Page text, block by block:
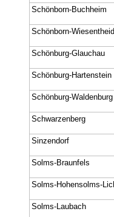
Schönborn-Buchheim
Schönborn-Wiesentheid
Schönburg-Glauchau
Schönburg-Hartenstein
Schönburg-Waldenburg
Schwarzenberg
Sinzendorf
Solms-Braunfels
Solms-Hohensolms-
Solms-Laubach